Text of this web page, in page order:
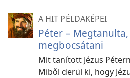
A HIT PÉLDAKÉPEI
Péter –
megbocsátani
Mit tanított Jézus
Miből derül ki, hogy